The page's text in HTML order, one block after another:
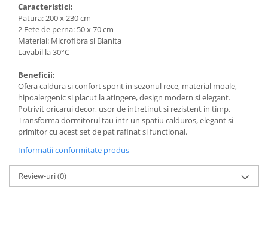
Caracteristici:
Patura: 200 x 230 cm
2 Fete de perna: 50 x 70 cm
Material: Microfibra si Blanita
Lavabil la 30°C
Beneficii:
Ofera caldura si confort sporit in sezonul rece, material moale,
hipoalergenic si placut la atingere, design modern si elegant.
Potrivit oricarui decor, usor de intretinut si rezistent in timp.
Transforma dormitorul tau intr-un spatiu calduros, elegant si
primitor cu acest set de pat rafinat si functional.
Informatii conformitate produs
Review-uri(0)